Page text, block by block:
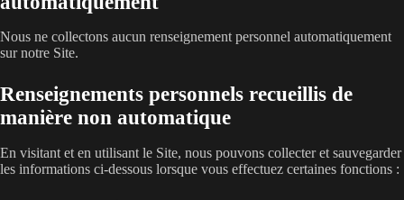
Nous ne collectons aucun renseignement personnel automatiquement
sur notre Site.
Renseignements personnels recueillis de
manière non automatique
En visitant et en utilisant le Site, nous pouvons collecter et sauvegarder
les informations ci-dessous lorsque vous effectuez certaines fonctions :